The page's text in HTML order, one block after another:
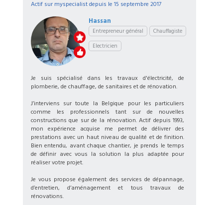
Actif sur myspecialist depuis le 15 septembre 2017
Hassan
Entrepreneur général
Chauffagiste
Electricien
Je suis spécialisé dans les travaux d'électricité, de
plomberie, de chauffage, de sanitaires et de rénovation.
J’interviens sur toute la Belgique pour les particuliers
comme les professionnels tant sur de nouvelles
constructions que sur de la rénovation. Actif depuis 1993,
mon expérience acquise me permet de délivrer des
prestations avec un haut niveau de qualité et de finition.
Bien entendu, avant chaque chantier, je prends le temps
de définir avec vous la solution la plus adaptée pour
réaliser votre projet.
Je vous propose également des services de dépannage,
d’entretien, d’aménagement et tous travaux de
rénovations.